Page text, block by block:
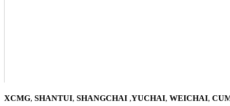
XCMG, SHANTUI, SHANGCHAI ,YUCHAI, WEICHAI,